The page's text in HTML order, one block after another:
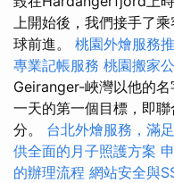
上開始後，我們接手了
球前進。 桃園外燴服務
專業記帳服務 桃園搬家
Geiranger-峽灣以他的
一天的第一個目標，即
分。 台北外燴服務，滿
供全面的月子照護方案
的辦理流程 網站安全與